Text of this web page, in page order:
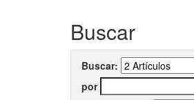
Buscar
Buscar:
por